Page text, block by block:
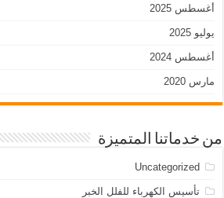
أغسطس 2025
يوليو 2025
أغسطس 2024
مارس 2020
من خدماتنا المتميزة
Uncategorized
تأسيس الكهرباء للفلل الخبر